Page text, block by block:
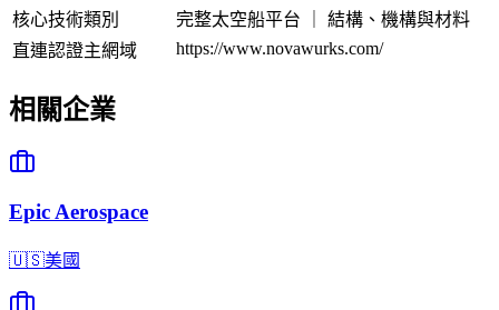
核心技術類別
完整太空船平台 ｜ 結構、機構與材料
直連認證主網域
https://www.novawurks.com/
相關企業
Epic Aerospace
🇺🇸美國